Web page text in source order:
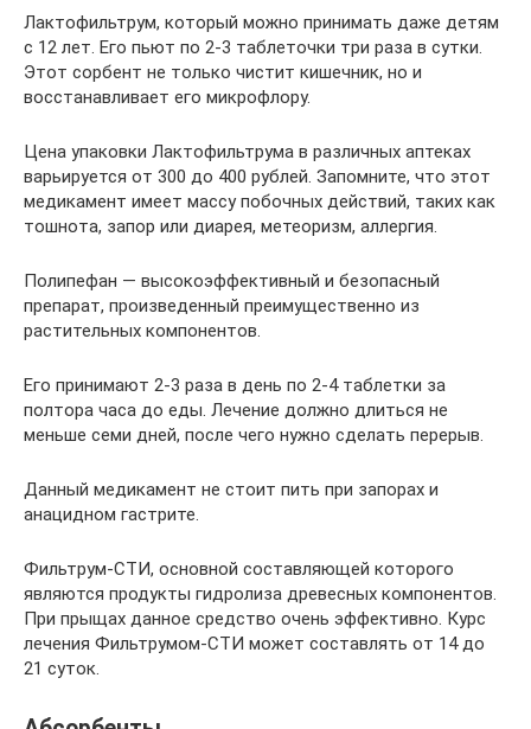
Лактофильтрум, который можно принимать даже детям
с 12 лет. Его пьют по 2-3 таблеточки три раза в сутки.
Этот сорбент не только чистит кишечник, но и
восстанавливает его микрофлору.
Цена упаковки Лактофильтрума в различных аптеках
варьируется от 300 до 400 рублей. Запомните, что этот
медикамент имеет массу побочных действий, таких как
тошнота, запор или диарея, метеоризм, аллергия.
Полипефан — высокоэффективный и безопасный
препарат, произведенный преимущественно из
растительных компонентов.
Его принимают 2-3 раза в день по 2-4 таблетки за
полтора часа до еды. Лечение должно длиться не
меньше семи дней, после чего нужно сделать перерыв.
Данный медикамент не стоит пить при запорах и
анацидном гастрите.
Фильтрум-СТИ, основной составляющей которого
являются продукты гидролиза древесных компонентов.
При прыщах данное средство очень эффективно. Курс
лечения Фильтрумом-СТИ может составлять от 14 до
21 суток.